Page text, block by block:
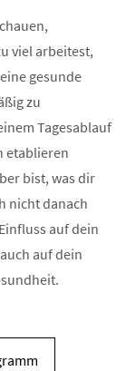
viel arbeitest,
gesunde
zu
Tagesablauf
etablieren
bist, was dir
nicht danach
auf dein
auf dein